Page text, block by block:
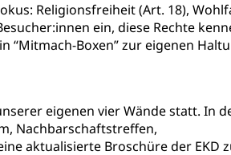
Religionsfreiheit (Art. 18),
ein, diese Rechte
Boxen” zur eigenen
eigenen vier Wände statt. In
Nachbarschaftstreffen,
aktualisierte Broschüre der EKD